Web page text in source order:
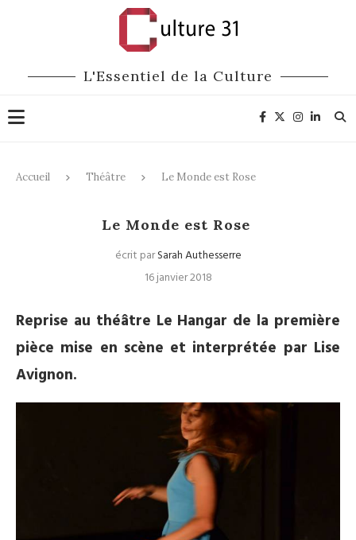
L'Essentiel de la Culture
Accueil Théâtre Le Monde est Rose
Le Monde est Rose
écrit parSarah Authesserre
16 janvier 2018
Reprise au théâtre Le Hangar de la première
pièce mise en scène et interprétée par Lise
Avignon.